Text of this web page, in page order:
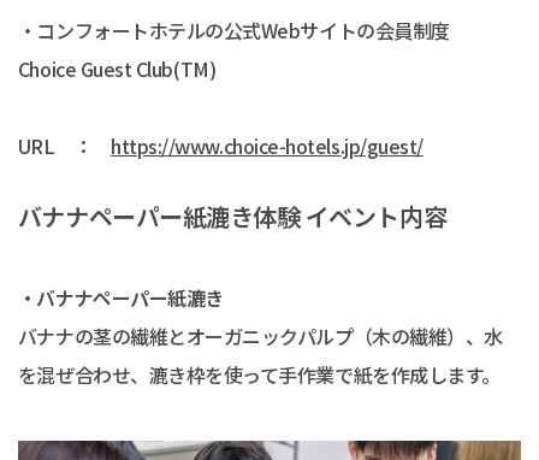
・コンフォートホテルの公式Webサイトの会員制度
Choice Guest Club(TM)
URL ： https://www.choice-hotels.jp/guest/
バナナペーパー紙漉き体験 イベント内容
・バナナペーパー紙漉き
バナナの茎の繊維とオーガニックパルプ（木の繊維）、水
を混ぜ合わせ、漉き枠を使って手作業で紙を作成します。